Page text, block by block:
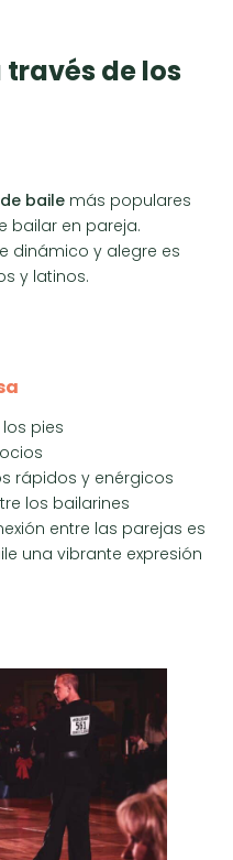
través de los
baile más populares
bailar en pareja.
dinámico y alegre es
y latinos.
pies
rápidos y enérgicos
los bailarines
entre las parejas es
una vibrante expresión